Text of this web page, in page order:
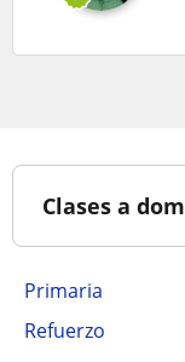
Clases a
Primaria
Refuerzo